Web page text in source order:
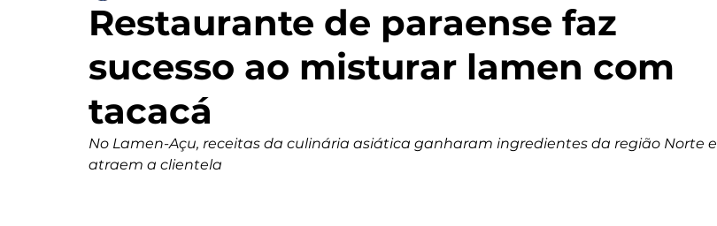
Restaurante de paraense faz
sucesso ao misturar lamen com
tacacá
No Lamen-Açu, receitas da culinária asiática ganharam ingredientes da região Norte e
atraem a clientela